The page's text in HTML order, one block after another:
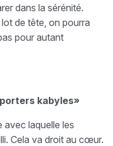
dans la sérénité.
de tête, on pourra
pour autant
kabyles»
avec laquelle les
Cela va droit au cœur.